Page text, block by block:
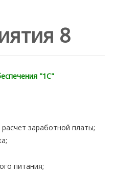
8
"1С"
заработной платы;
питания;